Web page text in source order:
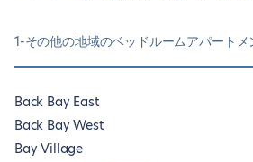
1-その他の地域のベッドルームアパート
Back Bay East
Back Bay West
Bay Village